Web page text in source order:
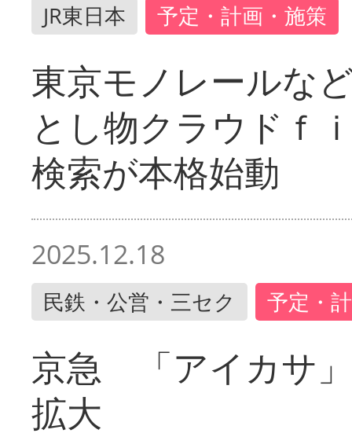
JR東日本 予定・計画・施策
東京モノレールな
とし物クラウドｆ
検索が本格始動
2025.12.18
民鉄・公営・三セク 予定・
京急 「アイカサ
拡大